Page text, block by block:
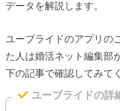
データを解説します。
ユーブライドのアプリの
た人は婚活ネット編集部
下の記事で確認してみて
ユーブライドの詳